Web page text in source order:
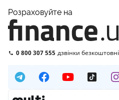
Розраховуйте на
0 800 307 555 дзвінки безкоштовні